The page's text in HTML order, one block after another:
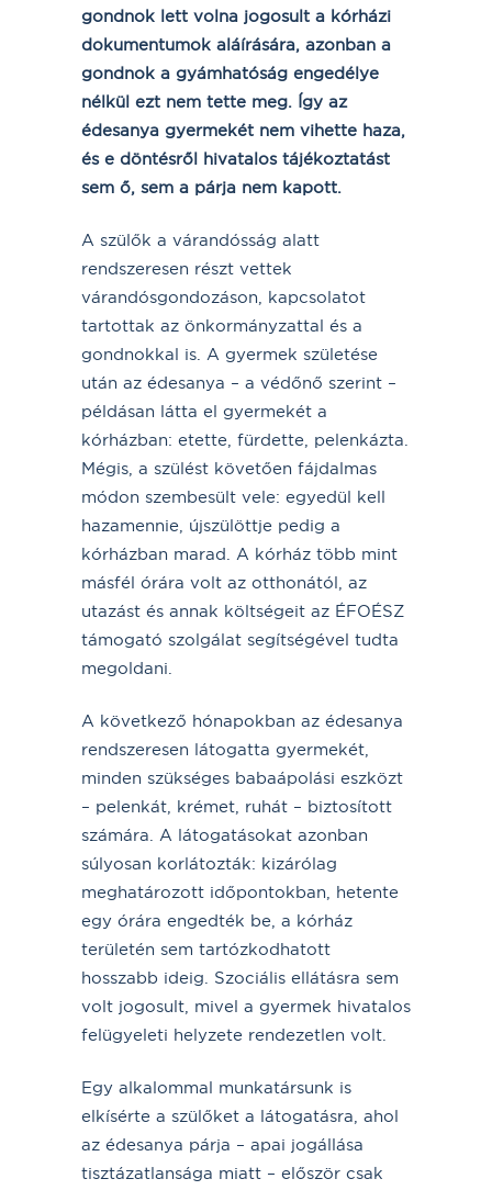
gondnok lett volna jogosult a kórházi
dokumentumok aláírására, azonban a
gondnok a gyámhatóság engedélye
nélkül ezt nem tette meg. Így az
édesanya gyermekét nem vihette haza,
és e döntésről hivatalos tájékoztatást
sem ő, sem a párja nem kapott.
A szülők a várandósság alatt
rendszeresen részt vettek
várandósgondozáson, kapcsolatot
tartottak az önkormányzattal és a
gondnokkal is. A gyermek születése
után az édesanya – a védőnő szerint –
példásan látta el gyermekét a
kórházban: etette, fürdette, pelenkázta.
Mégis, a szülést követően fájdalmas
módon szembesült vele: egyedül kell
hazamennie, újszülöttje pedig a
kórházban marad. A kórház több mint
másfél órára volt az otthonától, az
utazást és annak költségeit az ÉFOÉSZ
támogató szolgálat segítségével tudta
megoldani.
A következő hónapokban az édesanya
rendszeresen látogatta gyermekét,
minden szükséges babaápolási eszközt
– pelenkát, krémet, ruhát – biztosított
számára. A látogatásokat azonban
súlyosan korlátozták: kizárólag
meghatározott időpontokban, hetente
egy órára engedték be, a kórház
területén sem tartózkodhatott
hosszabb ideig. Szociális ellátásra sem
volt jogosult, mivel a gyermek hivatalos
felügyeleti helyzete rendezetlen volt.
Egy alkalommal munkatársunk is
elkísérte a szülőket a látogatásra, ahol
az édesanya párja – apai jogállása
tisztázatlansága miatt – először csak